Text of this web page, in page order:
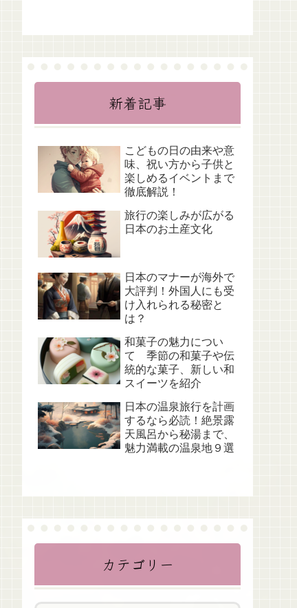
新着記事
こどもの日の由来や意
味、祝い方から子供と
楽しめるイベントまで
徹底解説！
旅行の楽しみが広がる
日本のお土産文化
日本のマナーが海外で
大評判！外国人にも受
け入れられる秘密と
は？
和菓子の魅力につい
て 季節の和菓子や伝
統的な菓子、新しい和
スイーツを紹介
日本の温泉旅行を計画
するなら必読！絶景露
天風呂から秘湯まで、
魅力満載の温泉地９選
カテゴリー